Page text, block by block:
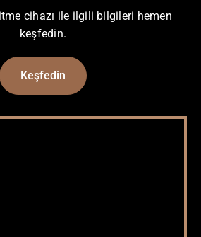
cihazı ile ilgili bilgileri hemen
keşfedin.
Keşfedin